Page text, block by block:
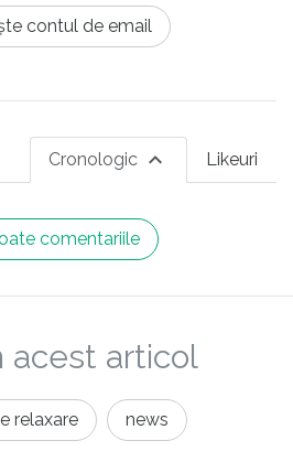
contul de email
Likeuri
Cronologic
comentariile
acest articol
relaxare news